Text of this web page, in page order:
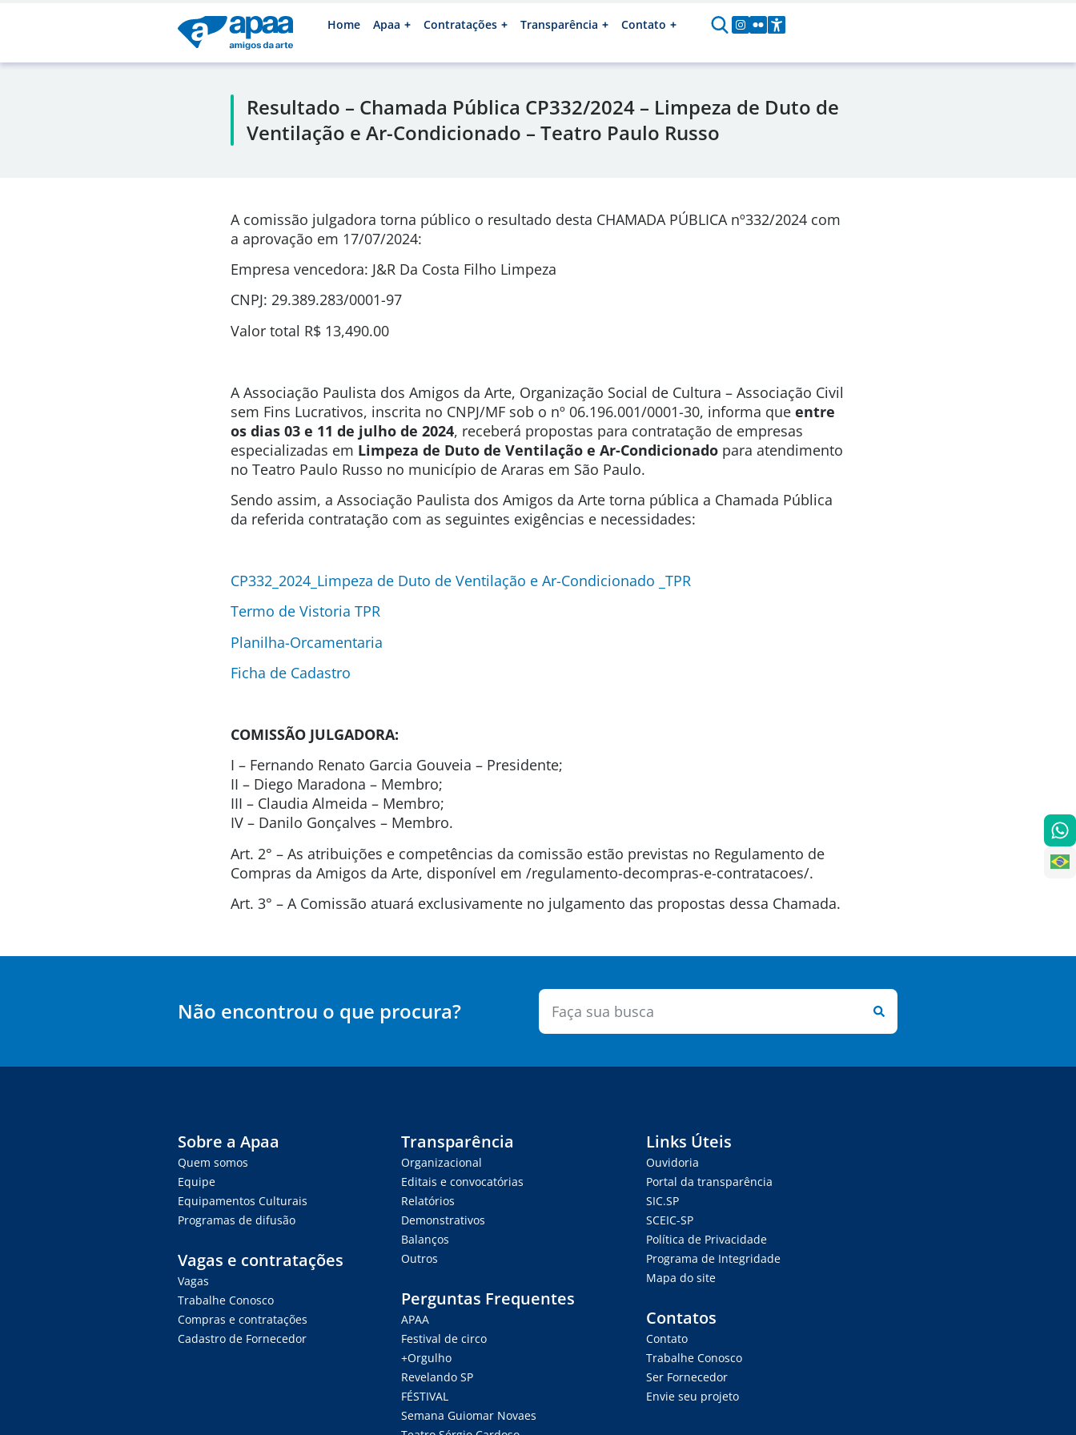
Home Apaa Contratações Transparência Contato
Resultado – Chamada Pública CP332/2024 – Limpeza de Duto de
Ventilação e Ar-Condicionado – Teatro Paulo Russo
A comissão julgadora torna público o resultado desta CHAMADA PÚBLICA nº332/2024 com
a aprovação em 17/07/2024:
Empresa vencedora: J&R Da Costa Filho Limpeza
CNPJ: 29.389.283/0001-97
Valor total R$ 13,490.00
A Associação Paulista dos Amigos da Arte, Organização Social de Cultura – Associação Civil
sem Fins Lucrativos, inscrita no CNPJ/MF sob o nº 06.196.001/0001-30, informa que entre
os dias 03 e 11 de julho de 2024, receberá propostas para contratação de empresas
especializadas em Limpeza de Duto de Ventilação e Ar-Condicionado para atendimento
no Teatro Paulo Russo no município de Araras em São Paulo.
Sendo assim, a Associação Paulista dos Amigos da Arte torna pública a Chamada Pública
da referida contratação com as seguintes exigências e necessidades:
CP332_2024_Limpeza de Duto de Ventilação e Ar-Condicionado _TPR
Termo de Vistoria TPR
Planilha-Orcamentaria
Ficha de Cadastro
COMISSÃO JULGADORA:
I – Fernando Renato Garcia Gouveia – Presidente;
II – Diego Maradona – Membro;
III – Claudia Almeida – Membro;
IV – Danilo Gonçalves – Membro.
Art. 2° – As atribuições e competências da comissão estão previstas no Regulamento de
Compras da Amigos da Arte, disponível em /regulamento-decompras-e-contratacoes/.
Art. 3° – A Comissão atuará exclusivamente no julgamento das propostas dessa Chamada.
Não encontrou o que procura?
Sobre a Apaa
Quem somos
Equipe
Equipamentos Culturais
Programas de difusão
Vagas e contratações
Vagas
Trabalhe Conosco
Compras e contratações
Cadastro de Fornecedor
Transparência
Organizacional
Editais e convocatórias
Relatórios
Demonstrativos
Balanços
Outros
Perguntas Frequentes
APAA
Festival de circo
+Orgulho
Revelando SP
FÉSTIVAL
Semana Guiomar Novaes
Links Úteis
Ouvidoria
Portal da transparência
SIC.SP
SCEIC-SP
Política de Privacidade
Programa de Integridade
Mapa do site
Contatos
Contato
Trabalhe Conosco
Ser Fornecedor
Envie seu projeto